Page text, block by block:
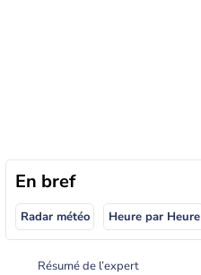
En bref
Radar météo Heure par Heure
Résumé de l’expert